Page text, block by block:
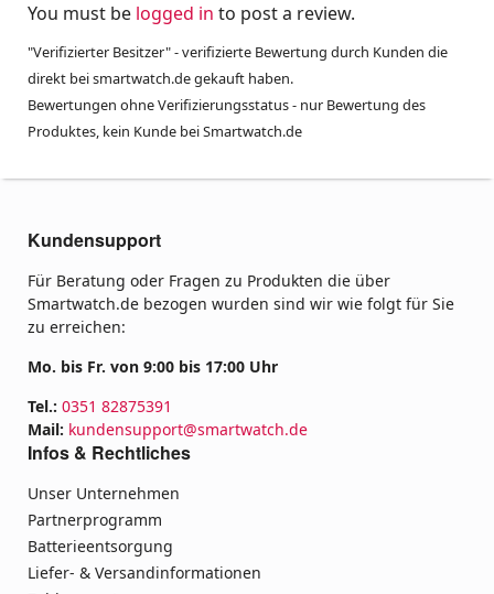
You must be logged in to post a review.
"Verifizierter Besitzer" - verifizierte Bewertung durch Kunden die
direkt bei smartwatch.de gekauft haben.
Bewertungen ohne Verifizierungsstatus - nur Bewertung des
Produktes, kein Kunde bei Smartwatch.de
Kundensupport
Für Beratung oder Fragen zu Produkten die über
Smartwatch.de bezogen wurden sind wir wie folgt für Sie
zu erreichen:
Mo. bis Fr. von 9:00 bis 17:00 Uhr
Tel.: 0351 82875391
Mail: kundensupport@smartwatch.de
Infos & Rechtliches
Unser Unternehmen
Partnerprogramm
Batterieentsorgung
Liefer- & Versandinformationen